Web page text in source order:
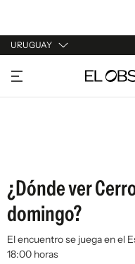
URUGUAY
URUGUAY
ARGENTINA
¿Dónde ver
domingo?
El encuentro se juega en el
18:00 horas